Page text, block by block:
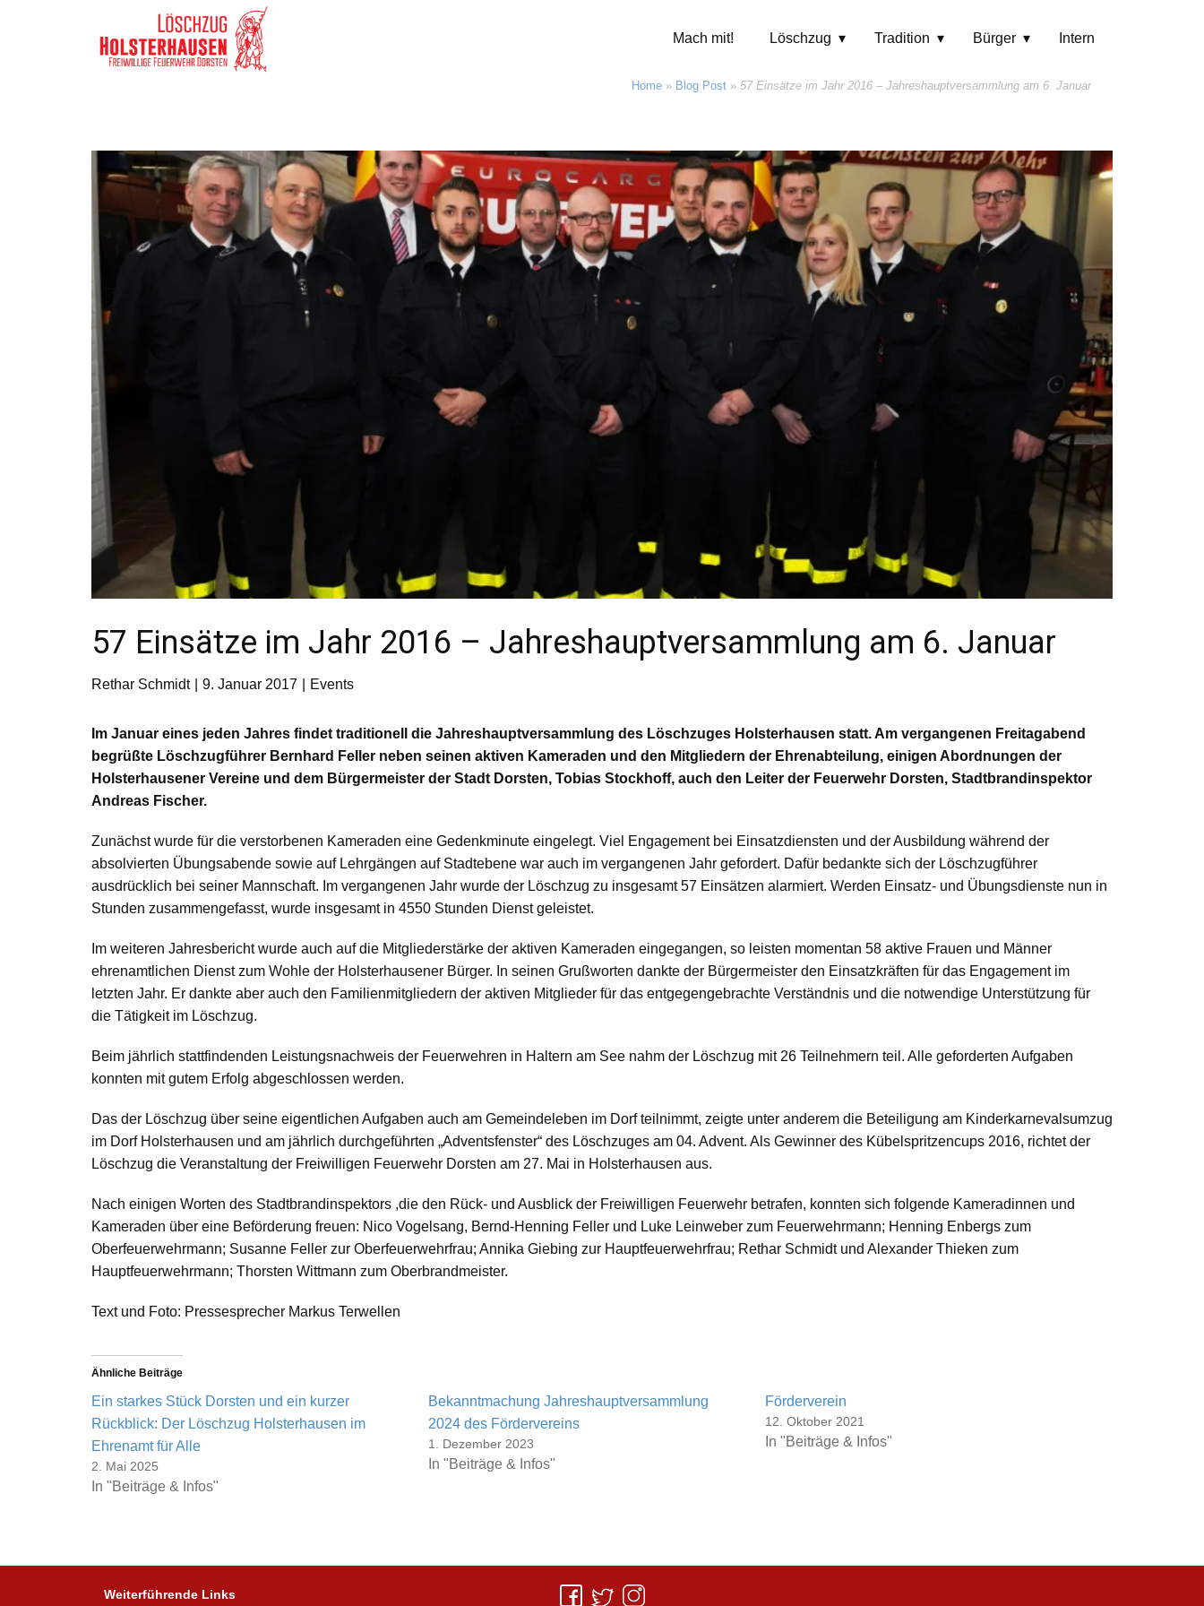
Mach mit! Löschzug Tradition Bürger Intern
Home » Blog Post » 57 Einsätze im Jahr 2016 – Jahreshauptversammlung am 6. Januar
57 Einsätze im Jahr 2016 – Jahreshauptversammlung am 6. Januar
Rethar Schmidt 9. Januar 2017 Events
Im Januar eines jeden Jahres findet traditionell die Jahreshauptversammlung des Löschzuges Holsterhausen statt. Am vergangenen Freitagabend
begrüßte Löschzugführer Bernhard Feller neben seinen aktiven Kameraden und den Mitgliedern der Ehrenabteilung, einigen Abordnungen der
Holsterhausener Vereine und dem Bürgermeister der Stadt Dorsten, Tobias Stockhoff, auch den Leiter der Feuerwehr Dorsten, Stadtbrandinspektor
Andreas Fischer.
Zunächst wurde für die verstorbenen Kameraden eine Gedenkminute eingelegt. Viel Engagement bei Einsatzdiensten und der Ausbildung während der
absolvierten Übungsabende sowie auf Lehrgängen auf Stadtebene war auch im vergangenen Jahr gefordert. Dafür bedankte sich der Löschzugführer
ausdrücklich bei seiner Mannschaft. Im vergangenen Jahr wurde der Löschzug zu insgesamt 57 Einsätzen alarmiert. Werden Einsatz- und Übungsdienste nun in
Stunden zusammengefasst, wurde insgesamt in 4550 Stunden Dienst geleistet.
Im weiteren Jahresbericht wurde auch auf die Mitgliederstärke der aktiven Kameraden eingegangen, so leisten momentan 58 aktive Frauen und Männer
ehrenamtlichen Dienst zum Wohle der Holsterhausener Bürger. In seinen Grußworten dankte der Bürgermeister den Einsatzkräften für das Engagement im
letzten Jahr. Er dankte aber auch den Familienmitgliedern der aktiven Mitglieder für das entgegengebrachte Verständnis und die notwendige Unterstützung für
die Tätigkeit im Löschzug.
Beim jährlich stattfindenden Leistungsnachweis der Feuerwehren in Haltern am See nahm der Löschzug mit 26 Teilnehmern teil. Alle geforderten Aufgaben
konnten mit gutem Erfolg abgeschlossen werden.
Das der Löschzug über seine eigentlichen Aufgaben auch am Gemeindeleben im Dorf teilnimmt, zeigte unter anderem die Beteiligung am Kinderkarnevalsumzug
im Dorf Holsterhausen und am jährlich durchgeführten „Adventsfenster“ des Löschzuges am 04. Advent. Als Gewinner des Kübelspritzencups 2016, richtet der
Löschzug die Veranstaltung der Freiwilligen Feuerwehr Dorsten am 27. Mai in Holsterhausen aus.
Nach einigen Worten des Stadtbrandinspektors ,die den Rück- und Ausblick der Freiwilligen Feuerwehr betrafen, konnten sich folgende Kameradinnen und
Kameraden über eine Beförderung freuen: Nico Vogelsang, Bernd-Henning Feller und Luke Leinweber zum Feuerwehrmann; Henning Enbergs zum
Oberfeuerwehrmann; Susanne Feller zur Oberfeuerwehrfrau; Annika Giebing zur Hauptfeuerwehrfrau; Rethar Schmidt und Alexander Thieken zum
Hauptfeuerwehrmann; Thorsten Wittmann zum Oberbrandmeister.
Text und Foto: Pressesprecher Markus Terwellen
Ähnliche Beiträge
Ein starkes Stück Dorsten und ein kurzer
Rückblick: Der Löschzug Holsterhausen im
Ehrenamt für Alle
2. Mai 2025
In "Beiträge & Infos"
Bekanntmachung Jahreshauptversammlung
2024 des Fördervereins
1. Dezember 2023
In "Beiträge & Infos"
Förderverein
12. Oktober 2021
In "Beiträge & Infos"
Weiterführende Links